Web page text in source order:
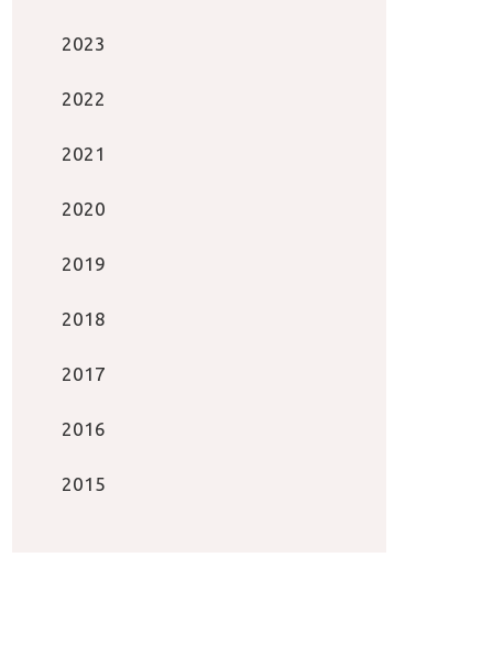
2023
2022
2021
2020
2019
2018
2017
2016
2015